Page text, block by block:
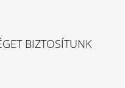
BIZTOSÍTUNK